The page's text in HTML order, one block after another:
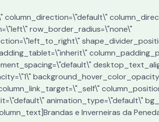
row_border_radius=\"none\"
animation_type=\"default\"
e Inverneiras da